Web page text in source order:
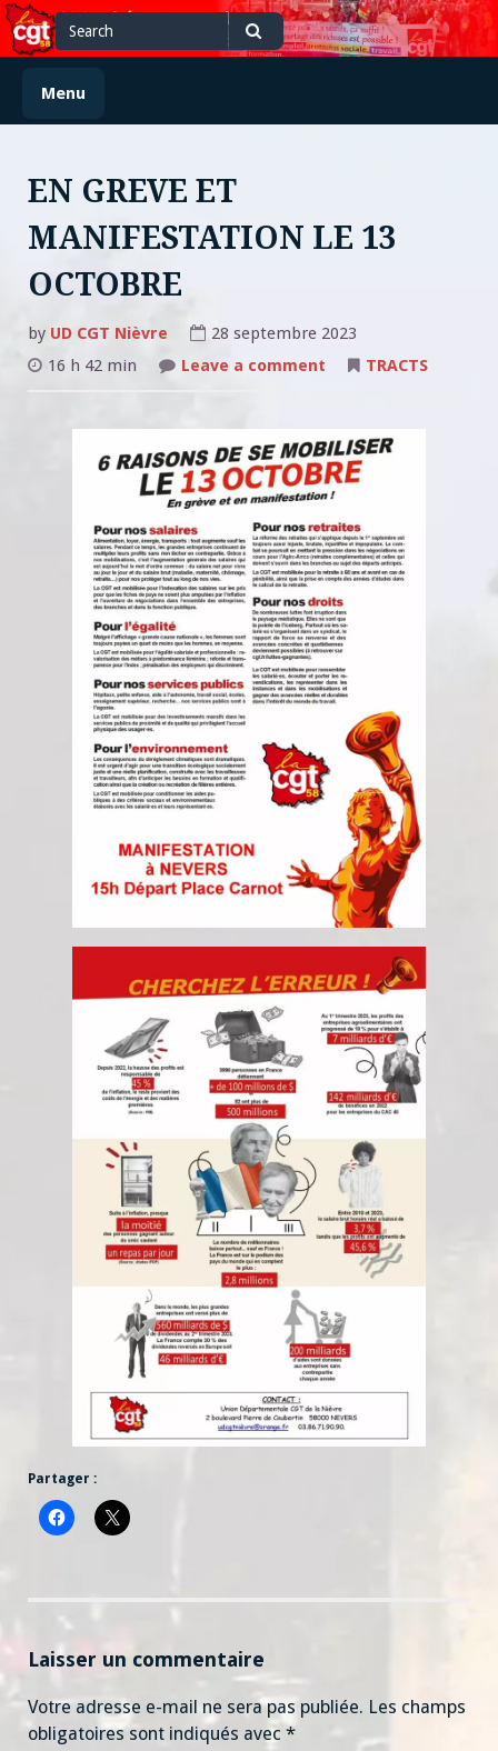
Skip
to
content
Search
for
Search
Menu
EN GREVE ET
MANIFESTATION LE 13
OCTOBRE
by UD CGT Nièvre
28 septembre 2023
16 h 42 min
Leave a comment
LE
13
OCTOBRE
TRACTS
Partager :
Laisser un commentaire
Votre adresse e-mail ne sera pas publiée. Les champs
obligatoires sont indiqués avec *